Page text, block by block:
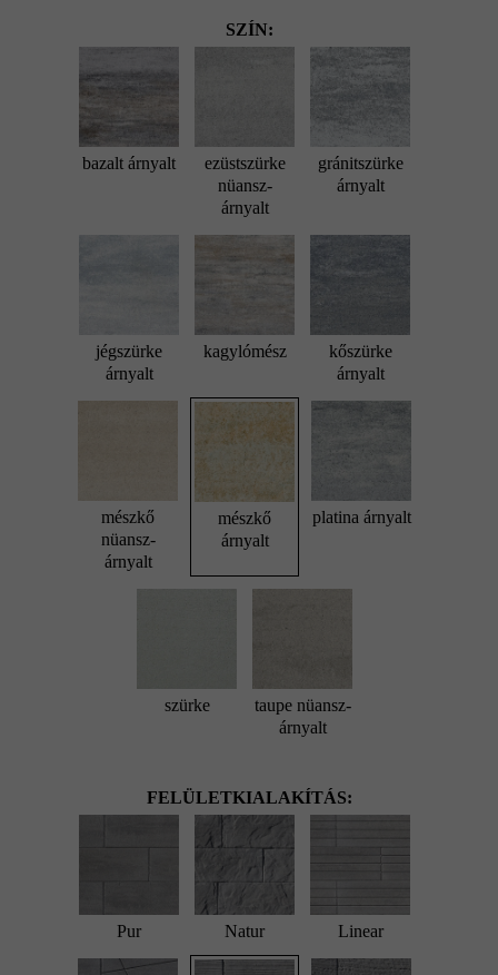
SZÍN:
bazalt árnyalt
ezüstszürke
nüansz-
árnyalt
gránitszürke
árnyalt
jégszürke
árnyalt
kagylómész
kőszürke
árnyalt
mészkő
nüansz-
árnyalt
mészkő
árnyalt
platina árnyalt
szürke
taupe nüansz-
árnyalt
FELÜLETKIALAKÍTÁS:
Pur Natur Linear